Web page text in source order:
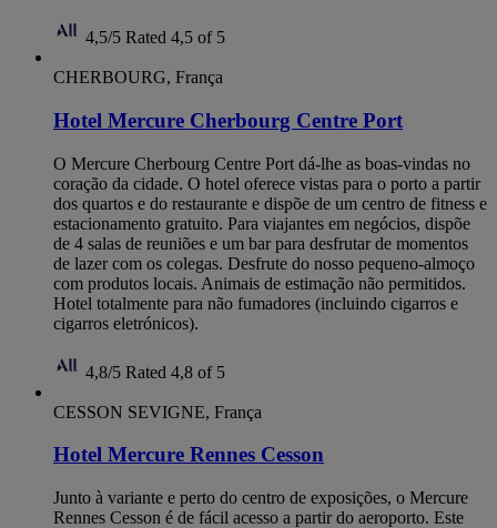
4,5/5 Rated 4,5 of 5
CHERBOURG, França
Hotel Mercure Cherbourg Centre Port
O Mercure Cherbourg Centre Port dá-lhe as boas-vindas no
coração da cidade. O hotel oferece vistas para o porto a partir
dos quartos e do restaurante e dispõe de um centro de fitness e
estacionamento gratuito. Para viajantes em negócios, dispõe
de 4 salas de reuniões e um bar para desfrutar de momentos
de lazer com os colegas. Desfrute do nosso pequeno-almoço
com produtos locais. Animais de estimação não permitidos.
Hotel totalmente para não fumadores (incluindo cigarros e
cigarros eletrónicos).
4,8/5 Rated 4,8 of 5
CESSON SEVIGNE, França
Hotel Mercure Rennes Cesson
Junto à variante e perto do centro de exposições, o Mercure
Rennes Cesson é de fácil acesso a partir do aeroporto. Este